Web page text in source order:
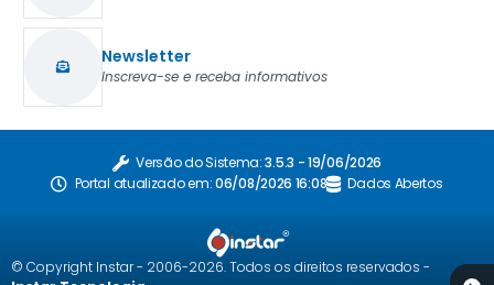
Newsletter
Inscreva-se e receba informativos
Versão do Sistema:3.5.3 - 19/06/2026
Portal atualizado em:06/08/2026 16:08 Dados Abertos
© Copyright Instar - 2006-2026. Todos os direitos reservados -